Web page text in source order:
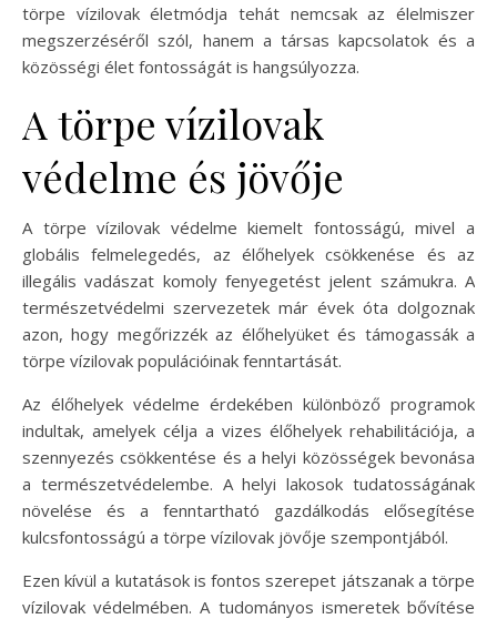
törpe vízilovak életmódja tehát nemcsak az élelmiszer
megszerzéséről szól, hanem a társas kapcsolatok és a
közösségi élet fontosságát is hangsúlyozza.
A törpe vízilovak
védelme és jövője
A törpe vízilovak védelme kiemelt fontosságú, mivel a
globális felmelegedés, az élőhelyek csökkenése és az
illegális vadászat komoly fenyegetést jelent számukra. A
természetvédelmi szervezetek már évek óta dolgoznak
azon, hogy megőrizzék az élőhelyüket és támogassák a
törpe vízilovak populációinak fenntartását.
Az élőhelyek védelme érdekében különböző programok
indultak, amelyek célja a vizes élőhelyek rehabilitációja, a
szennyezés csökkentése és a helyi közösségek bevonása
a természetvédelembe. A helyi lakosok tudatosságának
növelése és a fenntartható gazdálkodás elősegítése
kulcsfontosságú a törpe vízilovak jövője szempontjából.
Ezen kívül a kutatások is fontos szerepet játszanak a törpe
vízilovak védelmében. A tudományos ismeretek bővítése